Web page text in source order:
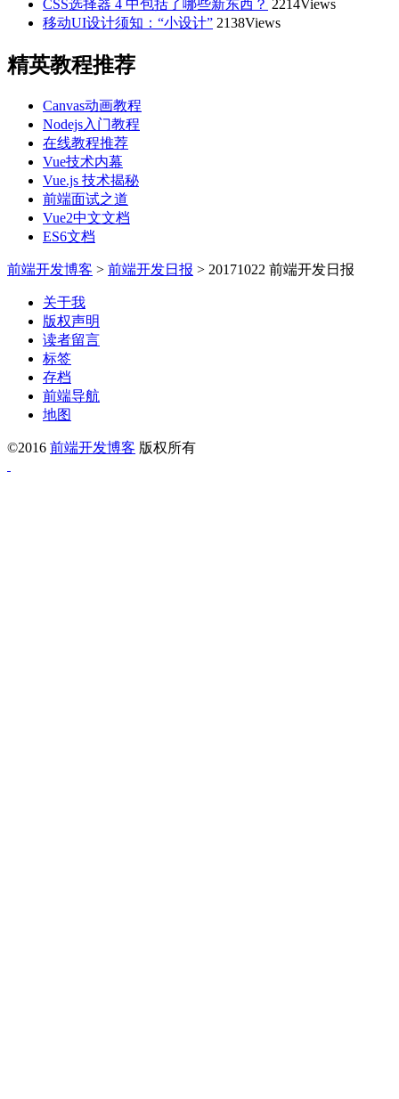
CSS选择器 4 中包括了哪些新东西？ 2214Views
移动UI设计须知：“小设计” 2138Views
精英教程推荐
Canvas动画教程
Nodejs入门教程
在线教程推荐
Vue技术内幕
Vue.js 技术揭秘
前端面试之道
Vue2中文文档
ES6文档
前端开发博客 > 前端开发日报 > 20171022 前端开发日报
关于我
版权声明
读者留言
标签
存档
前端导航
地图
©2016 前端开发博客 版权所有